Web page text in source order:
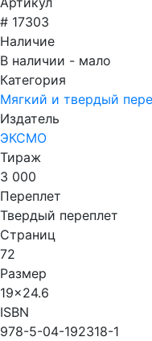
# 17303
Наличие
В наличии - мало
Категория
Мягкий и твердый
Издатель
ЭКСМО
Тираж
3 000
Переплет
Твердый переплет
Страниц
72
Размер
19x24.6
ISBN
978-5-04-192318-1